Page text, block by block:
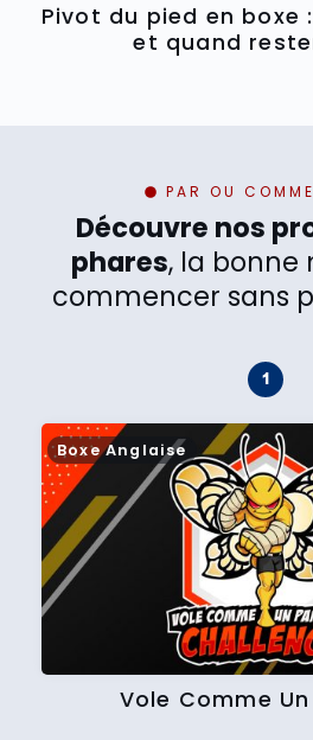
Pivot du pied en boxe
et quand
PAR OU
Découvre nos
phares, la bonne
commencer sans
Boxe Anglaise
Vole Comme